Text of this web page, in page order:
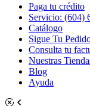
Paga tu crédito
Servicio: (604)
Catálogo
Sigue Tu
Consulta tu
Nuestras
Blog
Ayuda